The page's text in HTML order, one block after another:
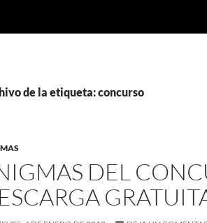
de la etiqueta: concurso
DEL